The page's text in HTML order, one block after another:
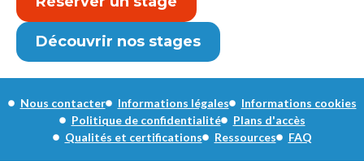
Découvrir nos stages
Nous contacter Informations légales
Informations cookies
Politique de confidentialité
Plans d'accès
Qualités et certifications
Ressources FAQ